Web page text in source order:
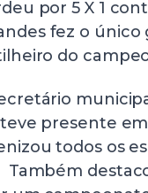
por 5 X 1
fez o único
do
presente
todos os